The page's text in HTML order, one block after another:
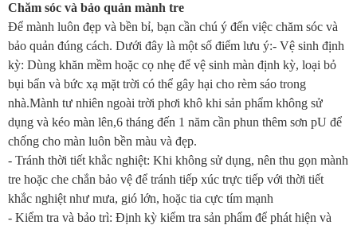
Chăm sóc và bảo quản mành tre
Để mành luôn đẹp và bền bỉ, bạn cần chú ý đến việc chăm sóc và
bảo quản đúng cách. Dưới đây là một số điểm lưu ý:- Vệ sinh định
kỳ: Dùng khăn mềm hoặc cọ nhẹ để vệ sinh màn định kỳ, loại bỏ
bụi bẩn và bức xạ mặt trời có thể gây hại cho rèm sáo trong
nhà.Mành tư nhiên ngoài trời phơi khô khi sản phẩm không sử
dụng và kéo màn lên,6 tháng đến 1 năm cần phun thêm sơn pU để
chống cho màn luôn bền màu và đẹp.
- Tránh thời tiết khắc nghiệt: Khi không sử dụng, nên thu gọn mành
tre hoặc che chắn bảo vệ để tránh tiếp xúc trực tiếp với thời tiết
khắc nghiệt như mưa, gió lớn, hoặc tia cực tím mạnh
- Kiểm tra và bảo trì: Định kỳ kiểm tra sản phẩm để phát hiện và